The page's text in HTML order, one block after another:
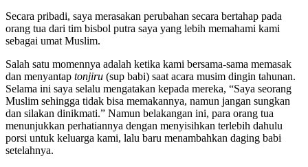
Secara pribadi, saya merasakan perubahan secara bertahap pada
orang tua dari tim bisbol putra saya yang lebih memahami kami
sebagai umat Muslim.
Salah satu momennya adalah ketika kami bersama-sama memasak
dan menyantap tonjiru (sup babi) saat acara musim dingin tahunan.
Selama ini saya selalu mengatakan kepada mereka, “Saya seorang
Muslim sehingga tidak bisa memakannya, namun jangan sungkan
dan silakan dinikmati.” Namun belakangan ini, para orang tua
menunjukkan perhatiannya dengan menyisihkan terlebih dahulu
porsi untuk keluarga kami, lalu baru menambahkan daging babi
setelahnya.